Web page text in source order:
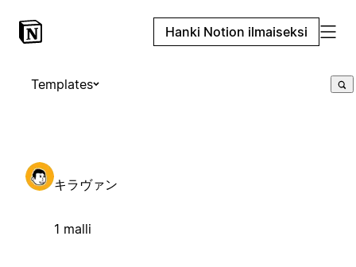
Hanki Notion ilmaiseksi
Templates
キラヴァン
1 malli